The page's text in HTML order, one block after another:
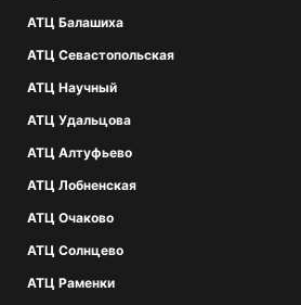
АТЦ Балашиха
АТЦ Севастопольская
АТЦ Научный
АТЦ Удальцова
АТЦ Алтуфьево
АТЦ Лобненская
АТЦ Очаково
АТЦ Солнцево
АТЦ Раменки